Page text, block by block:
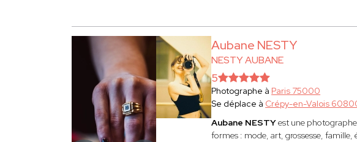
Aubane NESTY
NESTY AUBANE
5
Photographe à Paris 75000
Se déplace à Crépy-en-Valois
Aubane NESTYest une
formes : mode, art, grossesse,